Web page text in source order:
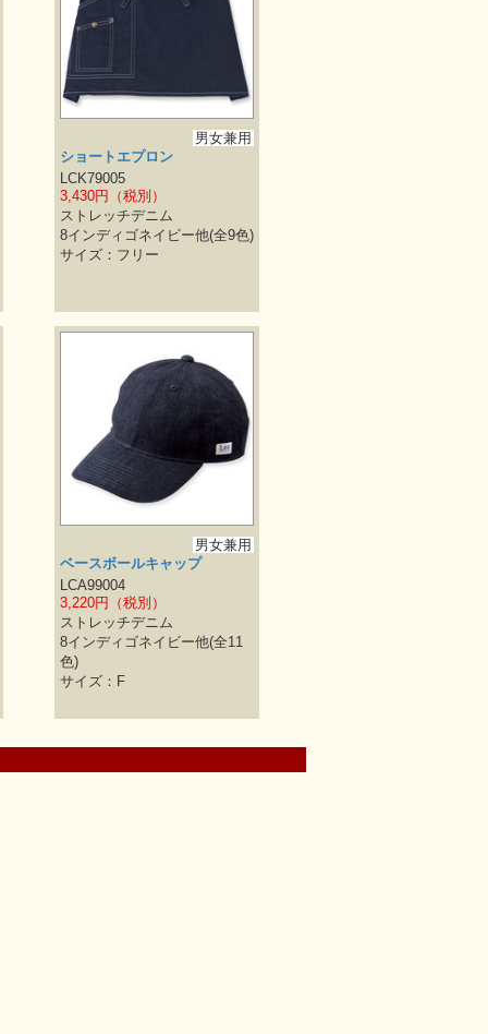
男女兼用
ショートエプロン
LCK79005
3,430円（税別）
ストレッチデニム
8インディゴネイビー他(全9色)
サイズ：フリー
男女兼用
ベースボールキャップ
LCA99004
3,220円（税別）
ストレッチデニム
8インディゴネイビー他(全11
色)
サイズ：F